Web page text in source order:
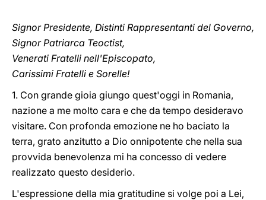
Signor Presidente, Distinti Rappresentanti del Governo,
Signor Patriarca Teoctist,
Venerati Fratelli nell'Episcopato,
Carissimi Fratelli e Sorelle!
1. Con grande gioia giungo quest'oggi in Romania,
nazione a me molto cara e che da tempo desideravo
visitare. Con profonda emozione ne ho baciato la
terra, grato anzitutto a Dio onnipotente che nella sua
provvida benevolenza mi ha concesso di vedere
realizzato questo desiderio.
L'espressione della mia gratitudine si volge poi a Lei,